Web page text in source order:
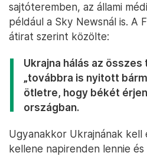
sajtóteremben, az állami
például a Sky Newsnál is. A
átirat szerint közölte:
Ukrajna hálás az
„továbbra is nyitott
ötletre, hogy békét
országban.
Ugyanakkor Ukrajnának kell
kellene napirenden lennie